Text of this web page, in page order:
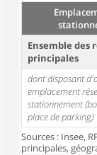
Ensemble des
principales
dont disposant
emplacement
stationnement
place de parking)
Sources : Insee,
principales,